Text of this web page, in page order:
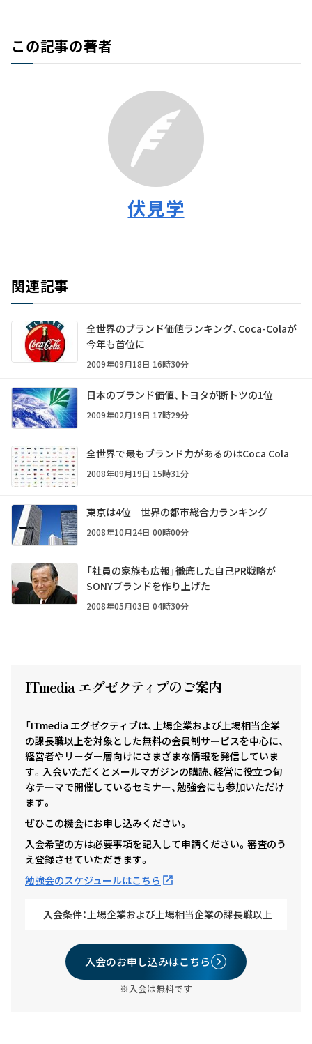
この記事の著者
伏見学
関連記事
全世界のブランド価値ランキング、Coca-Colaが
今年も首位に
2009年09月18日 16時30分
日本のブランド価値、トヨタが断トツの1位
2009年02月19日 17時29分
全世界で最もブランド力があるのはCoca Cola
2008年09月19日 15時31分
東京は4位 世界の都市総合力ランキング
2008年10月24日 00時00分
「社員の家族も広報」――徹底した自己PR戦略が
SONYブランドを作り上げた
2008年05月03日 04時30分
ITmedia エグゼクティ ブのご案内
「ITmedia エグゼクティブは、上場企業および上場相当企業
の課長職以上を対象とした無料の会員制サービスを中心に、
経営者やリーダー層向けにさまざまな情報を発信していま
す。入会いただくとメールマガジンの購読、経営に役立つ旬
なテーマで開催しているセミナー、勉強会にも参加いただけ
ます。
ぜひこの機会にお申し込みください。
入会希望の方は必要事項を記入して申請ください。審査のう
え登録させていただきます。
勉強会のスケジュールはこちら
入会条件： 上場企業および上場相当企業の課長職以上
入会のお申し込みはこちら
※入会は無料です